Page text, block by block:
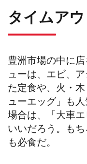
タイムア
豊洲市場の中に
ューは、エビ、
た定食や、火・
ューエッグ」も
場合は、「大車
いいだろう。もち
も必食だ。